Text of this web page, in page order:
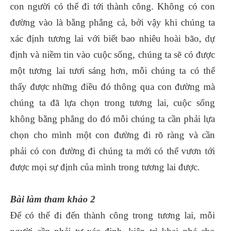
con người có thể đi tới thành công. Không có con
đường vào là bằng phẳng cả, bởi vậy khi chúng ta
xác định tương lai với biết bao nhiêu hoài bão, dự
định và niềm tin vào cuộc sống, chúng ta sẽ có được
một tương lai tươi sáng hơn, mỗi chúng ta có thể
thấy được những điều đó thông qua con đường mà
chúng ta đã lựa chọn trong tương lai, cuộc sống
không bằng phẳng do đó mỗi chúng ta cần phải lựa
chọn cho mình một con đường đi rõ ràng và cần
phải có con đường đi chúng ta mới có thể vươn tới
được mọi sự định của mình trong tương lai được.
Bài làm tham khảo 2
Để có thể đi đến thành công trong tương lai, mỗi